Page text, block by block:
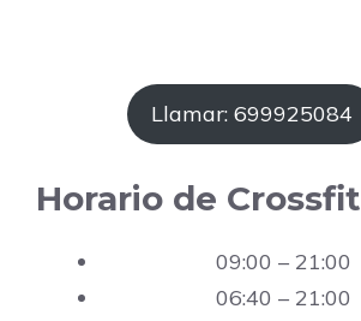
Llamar: 699925084
Horario de
09:00 – 21:00
06:40 – 21:00